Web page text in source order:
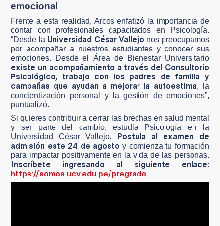
emocional
Frente a esta realidad, Arcos enfatizó la importancia de
contar con profesionales capacitados en Psicología.
“Desde la Universidad César Vallejo nos preocupamos
por acompañar a nuestros estudiantes y conocer sus
emociones. Desde el Área de Bienestar Universitario
existe un acompañamiento a través del Consultorio
Psicológico, trabajo con los padres de familia y
campañas que ayudan a mejorar la autoestima, la
concientización personal y la gestión de emociones”,
puntualizó.
Si quieres contribuir a cerrar las brechas en salud mental
y ser parte del cambio, estudia Psicología en la
Universidad César Vallejo. Postula al examen de
admisión este 24 de agosto y comienza tu formación
para impactar positivamente en la vida de las personas.
Inscríbete ingresando al siguiente enlace:
https://somos.ucv.edu.pe/pregrado